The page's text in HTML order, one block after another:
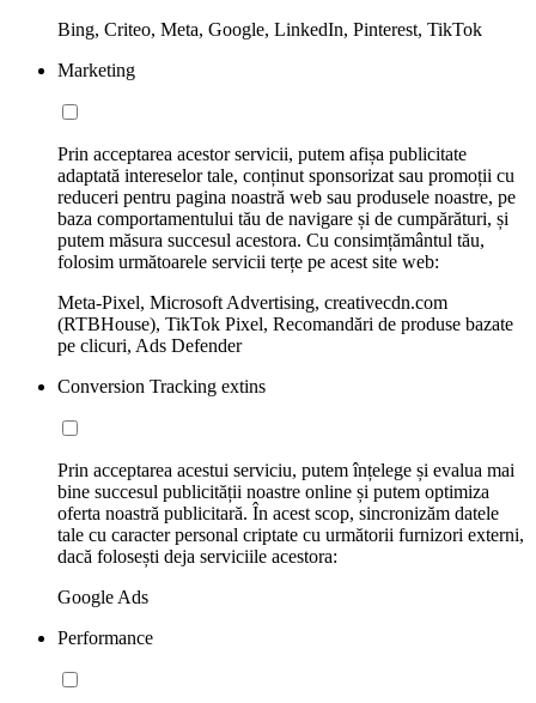
Bing, Criteo, Meta, Google, LinkedIn, Pinterest, TikTok
Marketing
Prin acceptarea acestor servicii, putem afișa publicitate
adaptată intereselor tale, conținut sponsorizat sau promoții cu
reduceri pentru pagina noastră web sau produsele noastre, pe
baza comportamentului tău de navigare și de cumpărături, și
putem măsura succesul acestora. Cu consimțământul tău,
folosim următoarele servicii terțe pe acest site web:
Meta-Pixel, Microsoft Advertising, creativecdn.com
(RTBHouse), TikTok Pixel, Recomandări de produse bazate
pe clicuri, Ads Defender
Conversion Tracking extins
Prin acceptarea acestui serviciu, putem înțelege și evalua mai
bine succesul publicității noastre online și putem optimiza
oferta noastră publicitară. În acest scop, sincronizăm datele
tale cu caracter personal criptate cu următorii furnizori externi,
dacă folosești deja serviciile acestora:
Google Ads
Performance